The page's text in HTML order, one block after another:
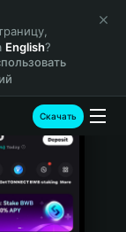
English?
Скачать